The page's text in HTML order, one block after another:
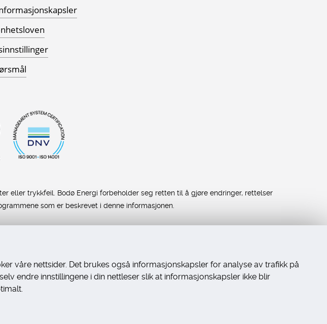
våre nettsider. Det brukes også informasjonskapsler for analyse av trafikk på
endre innstillingene i din nettleser slik at informasjonskapsler ikke blir
eller trykkfeil. Bodø Energi forbeholder seg retten til å gjøre endringer, rettelser
som er beskrevet i denne informasjonen.
fra Digitalt Byrå